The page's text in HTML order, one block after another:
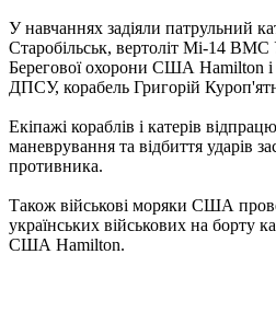
У навчаннях задіяли патрульний
Старобільськ, вертоліт Мі-14 ВМС
Берегової охорони США Hamilton
ДПСУ, корабель Григорій
Екіпажі кораблів і катерів
маневрування та відбиття ударів
противника.
Також військові моряки США
українських військових на борту
США Hamilton.